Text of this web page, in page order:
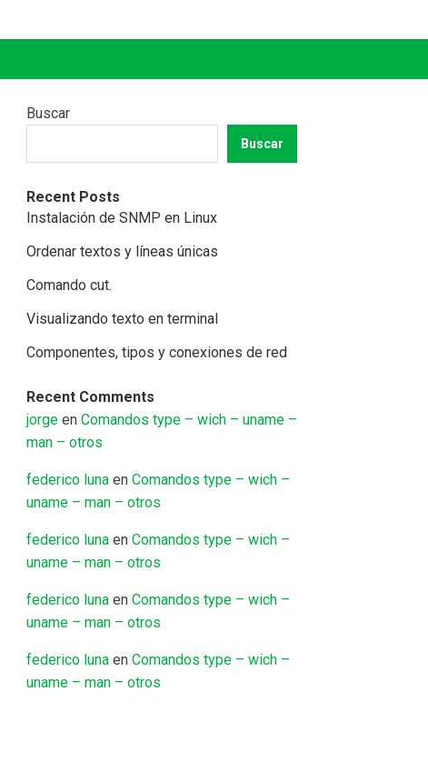
Buscar
Buscar
Recent Posts
Instalación de SNMP en Linux
Ordenar textos y líneas únicas
Comando cut.
Visualizando texto en terminal
Componentes, tipos y conexiones de red
Recent Comments
jorge en Comandos type – wich – uname –
man – otros
federico luna en Comandos type – wich –
uname – man – otros
federico luna en Comandos type – wich –
uname – man – otros
federico luna en Comandos type – wich –
uname – man – otros
federico luna en Comandos type – wich –
uname – man – otros